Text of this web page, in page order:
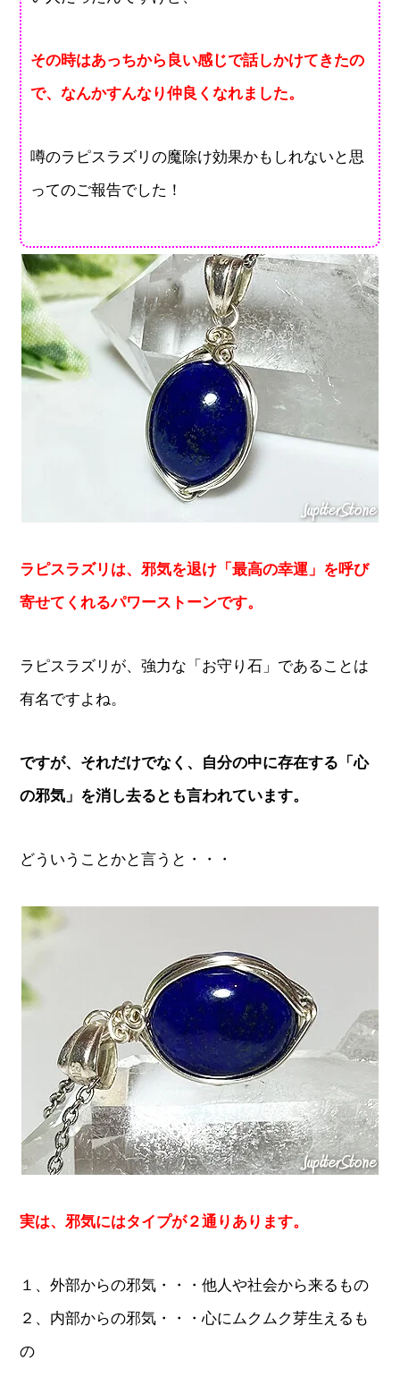
その時はあっちから良い感じで話しかけてきたの
で、なんかすんなり仲良くなれました。
噂のラピスラズリの魔除け効果かもしれないと思
ってのご報告でした！
ラピスラズリは、邪気を退け「最高の幸運」を呼び
寄せてくれるパワーストーンです。
ラピスラズリが、強力な「お守り石」であることは
有名ですよね。
ですが、それだけでなく、自分の中に存在する「心
の邪気」を消し去るとも言われています。
どういうことかと言うと・・・
実は、邪気にはタイプが２通りあります。
１、外部からの邪気・・・他人や社会から来るもの
２、内部からの邪気・・・心にムクムク芽生えるも
の